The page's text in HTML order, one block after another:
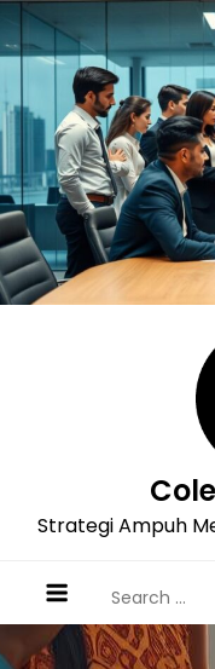
Skip
to
Strategi Ampuh
for: